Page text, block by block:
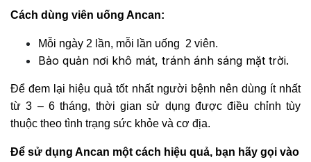
Cách dùng viên uống Ancan:
Mỗi ngày 2 lần, mỗi lần uống 2 viên.
Bảo quản nơi khô mát, tránh ánh sáng mặt trời.
Để đem lại hiệu quả tốt nhất người bệnh nên dùng ít nhất
từ 3 – 6 tháng, thời gian sử dụng được điều chỉnh tùy
thuộc theo tình trạng sức khỏe và cơ địa.
Để sử dụng Ancan một cách hiệu quả, bạn hãy gọi vào